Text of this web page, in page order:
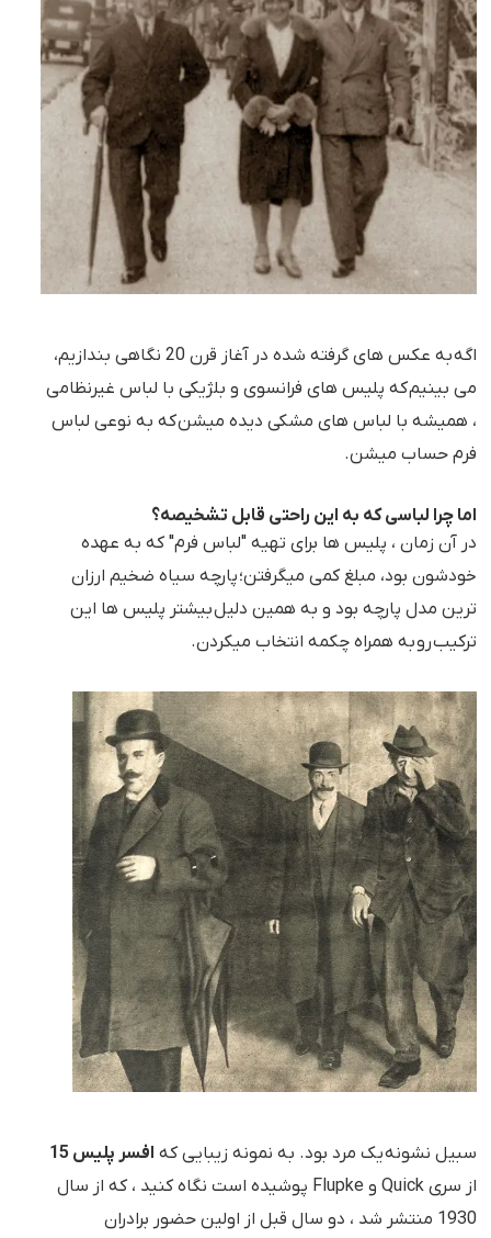
اگه به عکس های گرفته شده در آغاز قرن 20 نگاهی بندازیم،
می بینیم که پلیس های فرانسوی و بلژیکی با لباس غیرنظامی
، همیشه با لباس های مشکی دیده میشن که به نوعی لباس
فرم حساب میشن.
اما چرا لباسی که به این راحتی قابل تشخیصه؟
در آن زمان ، پلیس ها برای تهیه "لباس فرم" که به عهده
خودشون بود، مبلغ کمی میگرفتن؛ پارچه سیاه ضخیم ارزان
ترین مدل پارچه بود و به همین دلیل بیشتر پلیس ها این
ترکیب رو به همراه چکمه انتخاب میکردن.
سبیل نشونه یک مرد بود. به نمونه زیبایی که افسر پلیس 15
از سری Quick و Flupke پوشیده است نگاه کنید ، که از سال
1930 منتشر شد ، دو سال قبل از اولین حضور برادران